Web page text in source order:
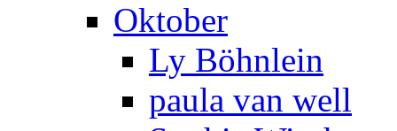
Oktober
Ly Böhnlein
paula van well